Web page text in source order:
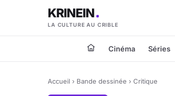
KRINEIN
LA CULTURE AU CRIBLE
Cinéma Séries
Accueil › Bande dessinée › Critique